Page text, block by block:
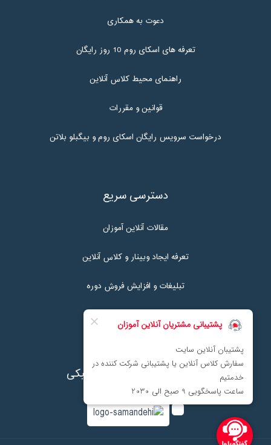
دعوت به همکاری
تعرفه های اسکای روم 10 روز رایگان
راهنمای محیط کلاس آنلاین
قوانین و مقررات
درخواست سرویس رایگان اسکای روم و بیگبلو بلاتن
دسترسی سریع
مقالات آنلاین آموزان
تعرفه ایجاد وبینار و کلاس آنلاین
تبلیغات و افزایش فروش دوره
نماد اعتماد پرداخت الکترونیکی